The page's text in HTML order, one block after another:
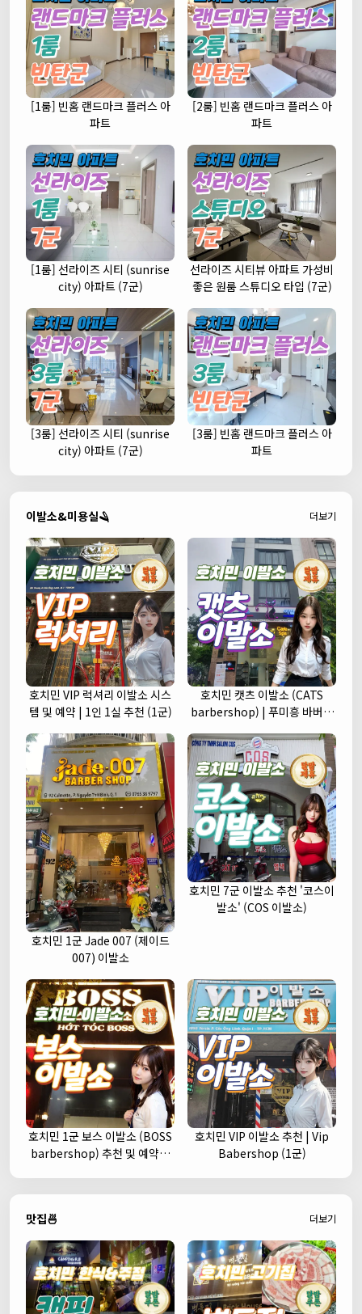
[1룸] 빈홈 랜드마크 플러스 아
파트
[2룸] 빈홈 랜드마크 플러스 아
파트
[1룸] 선라이즈 시티 (sunrise
city) 아파트 (7군)
선라이즈 시티뷰 아파트 가성비
좋은 원룸 스튜디오 타입 (7군)
[3룸] 선라이즈 시티 (sunrise
city) 아파트 (7군)
[3룸] 빈홈 랜드마크 플러스 아
파트
이발소&미용실🪒 더보기
호치민 VIP 럭셔리 이발소 시스
템 및 예약 | 1인 1실 추천 (1군)
호치민 캣츠 이발소 (CATS
barbershop) | 푸미흥 바버샵
호치민 1군 Jade 007 (제이드
007) 이발소
호치민 7군 이발소 추천 '코스이
발소' (COS 이발소)
호치민 1군 보스 이발소 (BOSS
barbershop) 추천 및 예약안
호치민 VIP 이발소 추천 | Vip
Babershop (1군)
맛집🍜 더보기